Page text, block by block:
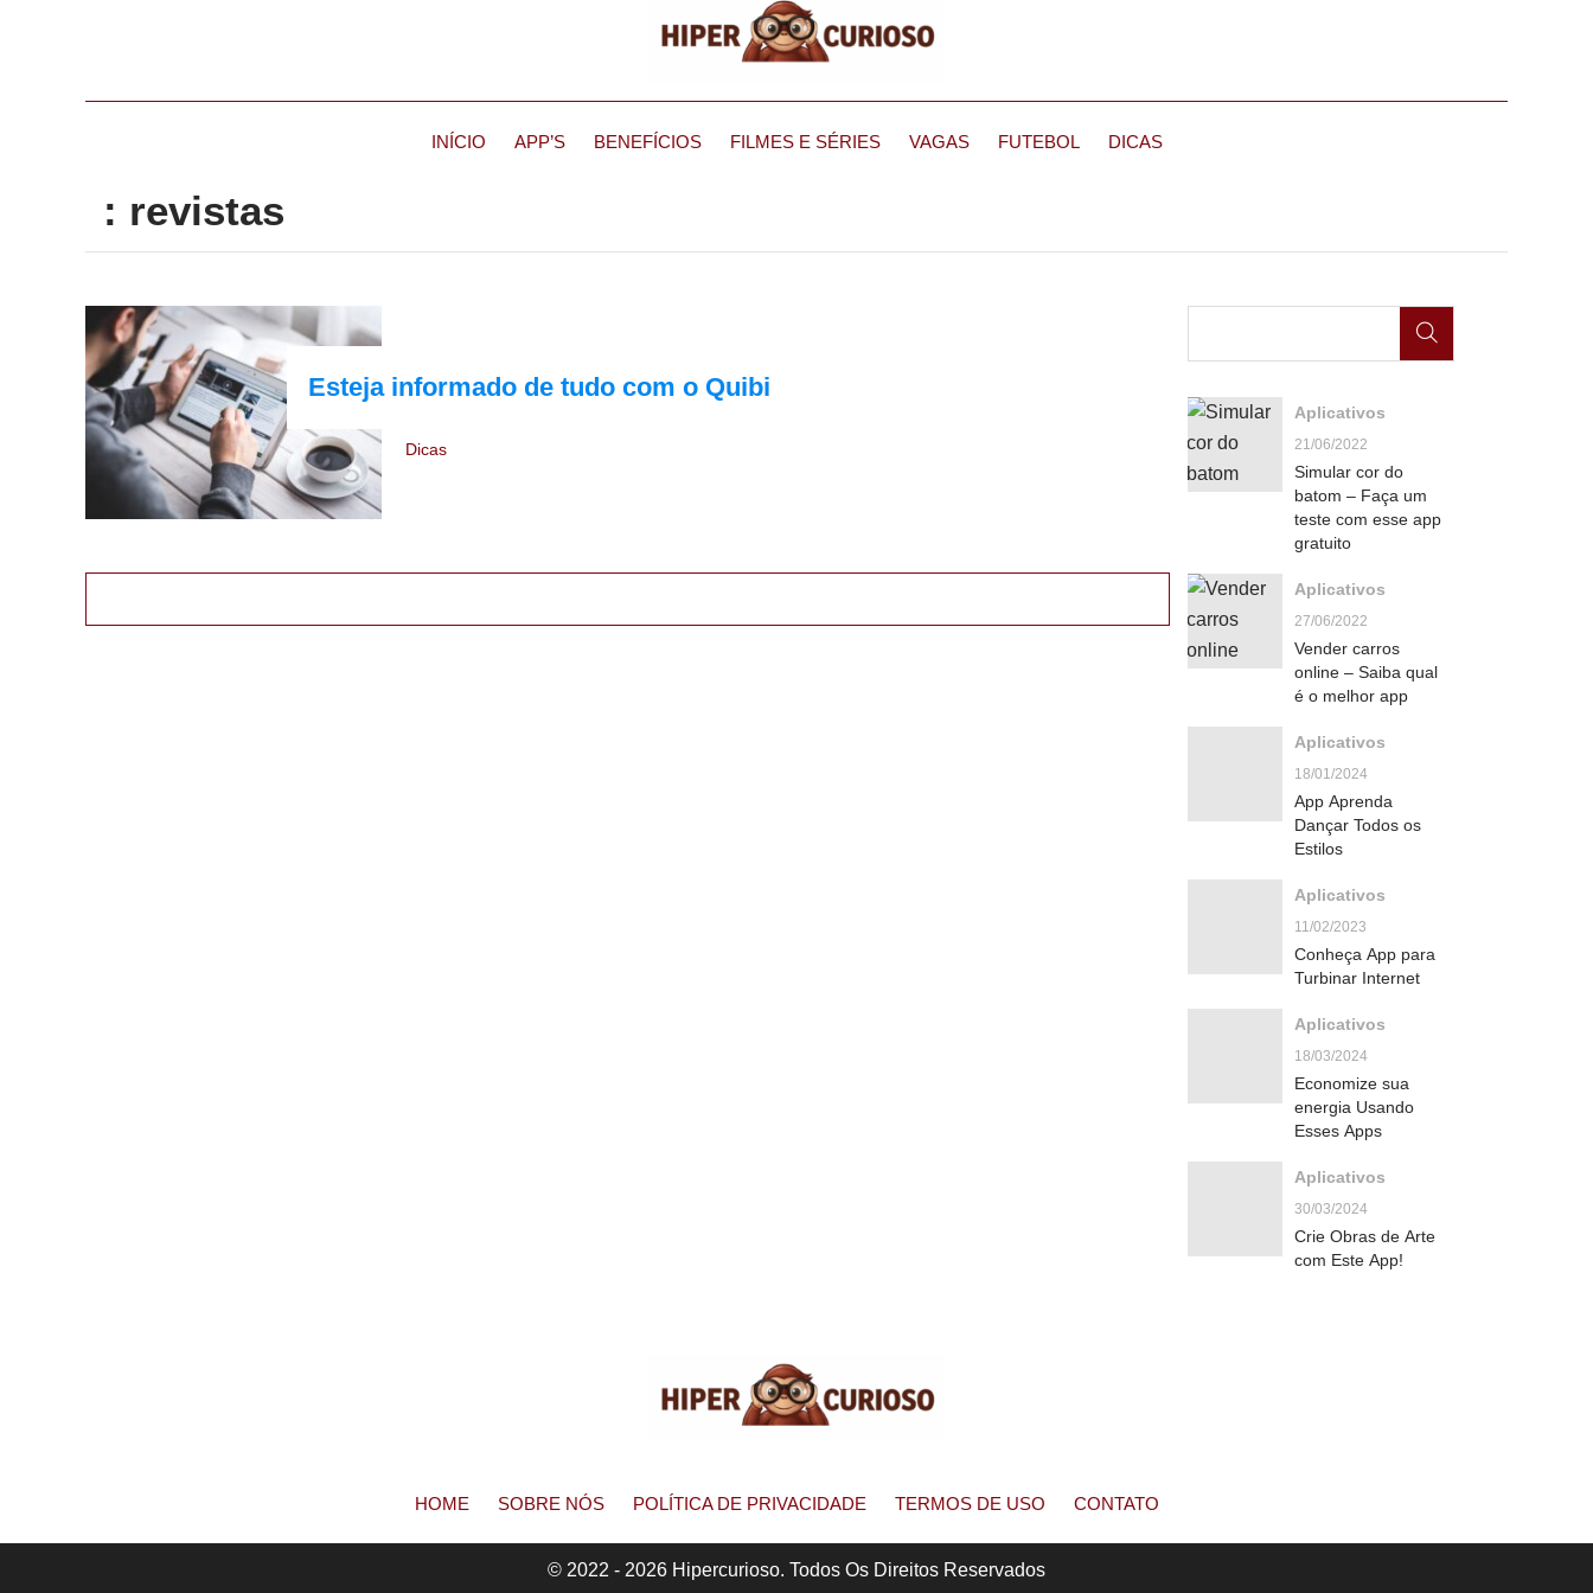
INÍCIO APP’S BENEFÍCIOS FILMES E SÉRIES VAGAS FUTEBOL DICAS
: revistas
Esteja informado de tudo com o Quibi
Dicas
Aplicativos
21/06/2022
Simular cor do
batom – Faça um
teste com esse app
gratuito
Aplicativos
27/06/2022
Vender carros
online – Saiba qual
é o melhor app
Aplicativos
18/01/2024
App Aprenda
Dançar Todos os
Estilos
Aplicativos
11/02/2023
Conheça App para
Turbinar Internet
Aplicativos
18/03/2024
Economize sua
energia Usando
Esses Apps
Aplicativos
30/03/2024
Crie Obras de Arte
com Este App!
HOME SOBRE NÓS POLÍTICA DE PRIVACIDADE TERMOS DE USO CONTATO
© 2022 - 2026 Hipercurioso. Todos Os Direitos Reservados